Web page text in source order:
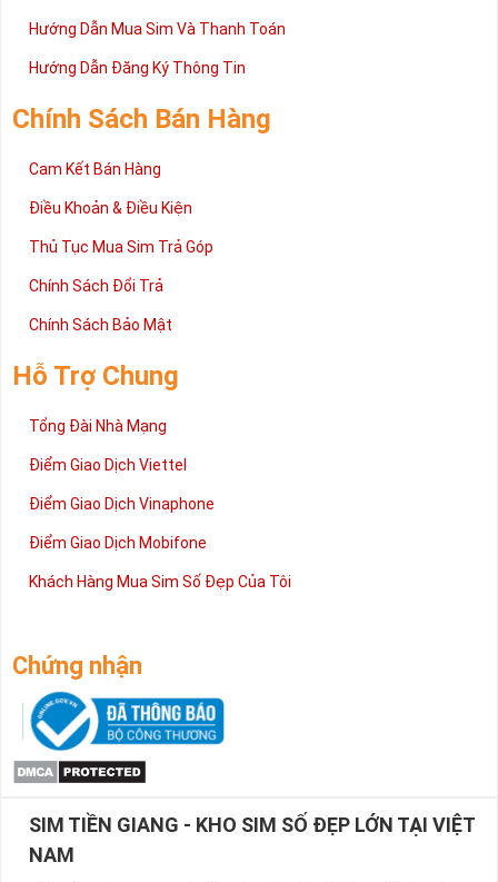
Hướng Dẫn Mua Sim Và Thanh Toán
Hướng Dẫn Đăng Ký Thông Tin
Chính Sách Bán Hàng
Cam Kết Bán Hàng
Điều Khoản & Điều Kiện
Thủ Tục Mua Sim Trả Góp
Chính Sách Đổi Trả
Chính Sách Bảo Mật
Hỗ Trợ Chung
Tổng Đài Nhà Mạng
Điểm Giao Dịch Viettel
Điểm Giao Dịch Vinaphone
Điểm Giao Dịch Mobifone
Khách Hàng Mua Sim Số Đẹp Của Tôi
Chứng nhận
SIM TIỀN GIANG - KHO SIM SỐ ĐẸP LỚN TẠI VIỆT
NAM